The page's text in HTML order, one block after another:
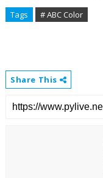
Tags # ABC Color
Share This